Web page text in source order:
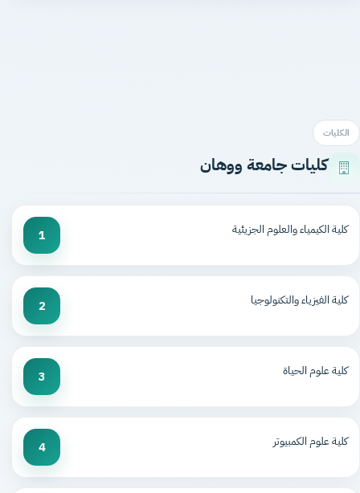
الكليات
كليات جامعة ووهان
كلية الكيمياء والعلوم الجزيئية 1
كلية الفيزياء والتكنولوجيا 2
كلية علوم الحياة 3
كلية علوم الكمبيوتر 4